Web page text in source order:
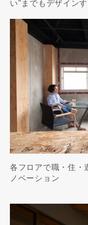
い"までもデザイン
各フロアで職・住・
ノベーション